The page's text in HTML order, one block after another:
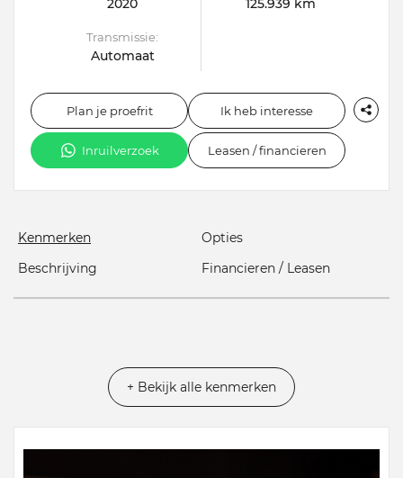
2020 125.939 km
Transmissie:
Automaat
Plan je proefrit Ik heb interesse
Inruilverzoek Leasen / financieren
Kenmerken
Opties
Beschrijving
Financieren / Leasen
+ Bekijk alle kenmerken